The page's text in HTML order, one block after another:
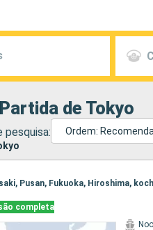
de Tokyo
pesquisa: Ordem:
Pusan, Fukuoka, Hiroshima,
completa